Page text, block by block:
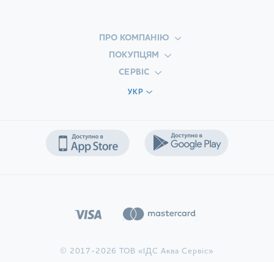
ПРО КОМПАНІЮ
ПОКУПЦЯМ
СЕРВІС
УКР
© 2017-2026 ТОВ «ІДС Аква Сервіс»